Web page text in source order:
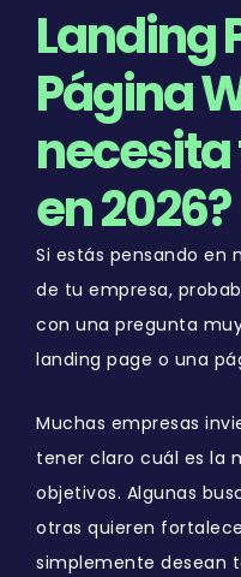
Landing
Página
en 2026?
Si estás pensando en
de tu empresa,
con una pregunta
landing page o una
Muchas empresas
tener claro cuál es la
objetivos. Algunas
otras quieren
simplemente desean